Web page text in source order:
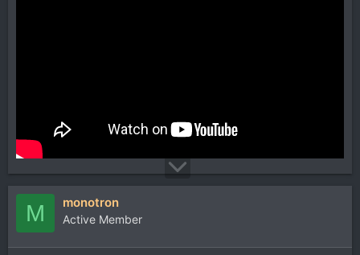
M monotron
Active Member